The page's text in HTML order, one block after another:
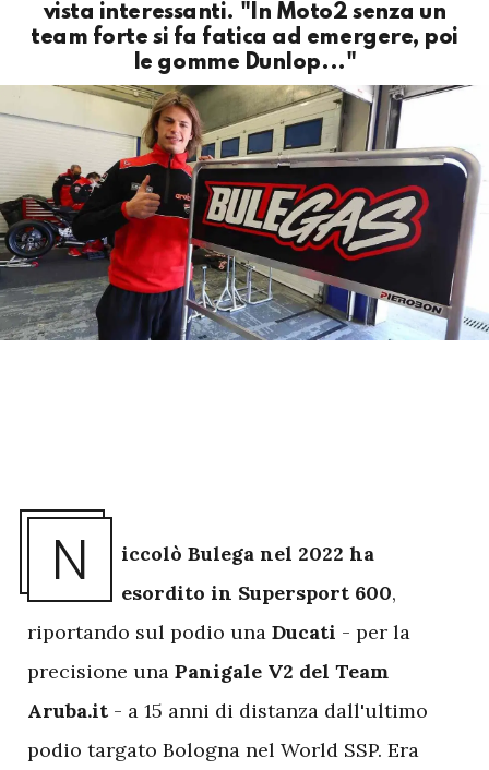
vista interessanti. "In Moto2 senza un
team forte si fa fatica ad emergere, poi
le gomme Dunlop..."
N
iccolò Bulega nel 2022 ha
esordito in Supersport 600,
riportando sul podio una Ducati - per la
precisione una Panigale V2 del Team
Aruba.it - a 15 anni di distanza dall'ultimo
podio targato Bologna nel World SSP. Era